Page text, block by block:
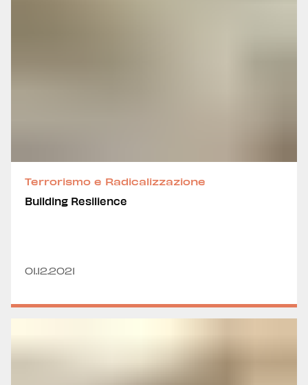
Terrorismo e Radicalizzazione
Building Resilience
01.12.2021